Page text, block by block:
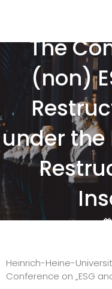
contentThe
(non)
under the
Heinrich-Heine-
Conference on „ESG